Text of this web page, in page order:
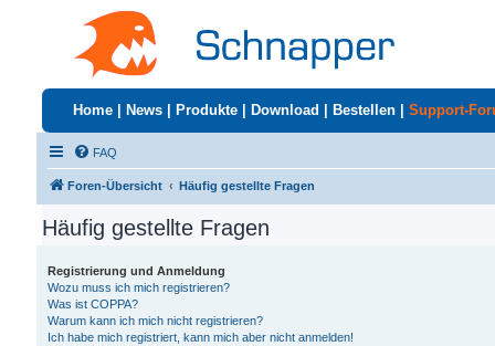
Home News Produkte Download Bestellen Support-
FAQ
Foren-Übersicht Häufig gestellte Fragen
Häufig gestellte Fragen
Registrierung und Anmeldung
Wozu muss ich mich registrieren?
Was ist COPPA?
Warum kann ich mich nicht registrieren?
Ich habe mich registriert, kann mich aber nicht anmelden!